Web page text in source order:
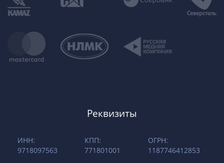
Реквизиты
ИНН:
9718097563
КПП:
771801001
ОГРН:
1187746412853